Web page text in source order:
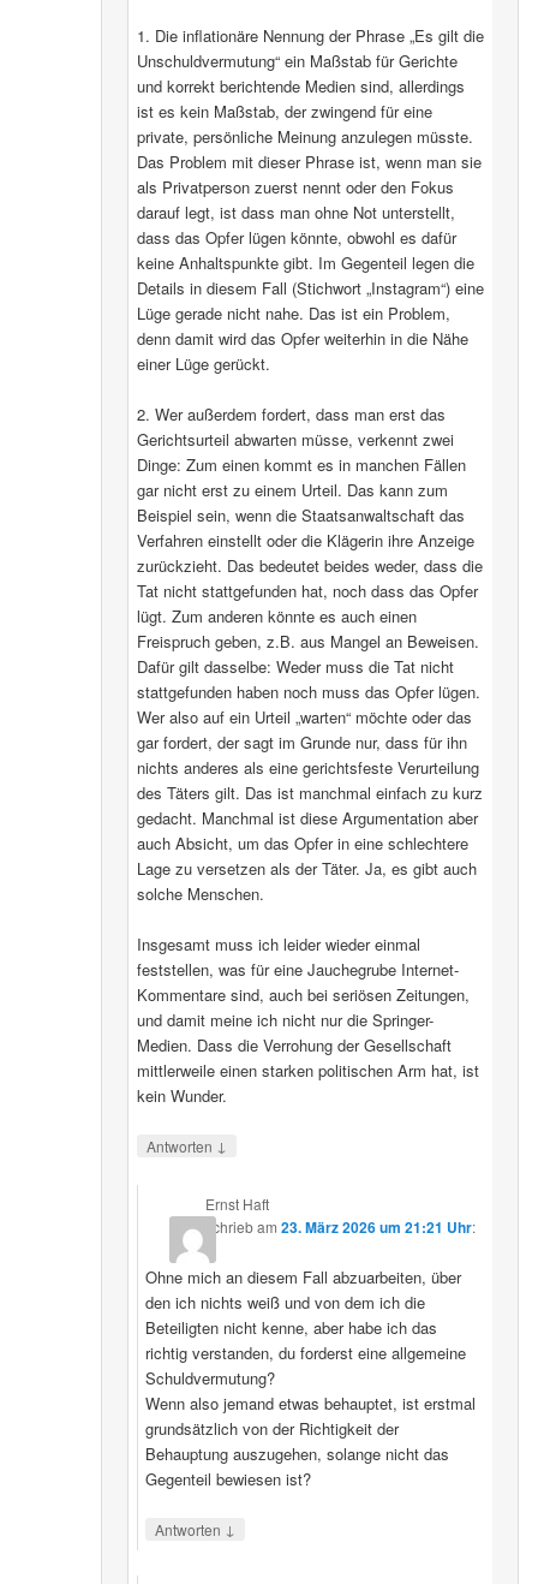
1. Die inflationäre Nennung der Phrase „Es gilt die
Unschuldvermutung“ ein Maßstab für Gerichte
und korrekt berichtende Medien sind, allerdings
ist es kein Maßstab, der zwingend für eine
private, persönliche Meinung anzulegen müsste.
Das Problem mit dieser Phrase ist, wenn man sie
als Privatperson zuerst nennt oder den Fokus
darauf legt, ist dass man ohne Not unterstellt,
dass das Opfer lügen könnte, obwohl es dafür
keine Anhaltspunkte gibt. Im Gegenteil legen die
Details in diesem Fall (Stichwort „Instagram“) eine
Lüge gerade nicht nahe. Das ist ein Problem,
denn damit wird das Opfer weiterhin in die Nähe
einer Lüge gerückt.
2. Wer außerdem fordert, dass man erst das
Gerichtsurteil abwarten müsse, verkennt zwei
Dinge: Zum einen kommt es in manchen Fällen
gar nicht erst zu einem Urteil. Das kann zum
Beispiel sein, wenn die Staatsanwaltschaft das
Verfahren einstellt oder die Klägerin ihre Anzeige
zurückzieht. Das bedeutet beides weder, dass die
Tat nicht stattgefunden hat, noch dass das Opfer
lügt. Zum anderen könnte es auch einen
Freispruch geben, z.B. aus Mangel an Beweisen.
Dafür gilt dasselbe: Weder muss die Tat nicht
stattgefunden haben noch muss das Opfer lügen.
Wer also auf ein Urteil „warten“ möchte oder das
gar fordert, der sagt im Grunde nur, dass für ihn
nichts anderes als eine gerichtsfeste Verurteilung
des Täters gilt. Das ist manchmal einfach zu kurz
gedacht. Manchmal ist diese Argumentation aber
auch Absicht, um das Opfer in eine schlechtere
Lage zu versetzen als der Täter. Ja, es gibt auch
solche Menschen.
Insgesamt muss ich leider wieder einmal
feststellen, was für eine Jauchegrube Internet-
Kommentare sind, auch bei seriösen Zeitungen,
und damit meine ich nicht nur die Springer-
Medien. Dass die Verrohung der Gesellschaft
mittlerweile einen starken politischen Arm hat, ist
kein Wunder.
Antworten ↓
Ernst Haft
schriebam23. März 2026 um 21:21 Uhr:
Ohne mich an diesem Fall abzuarbeiten, über
den ich nichts weiß und von dem ich die
Beteiligten nicht kenne, aber habe ich das
richtig verstanden, du forderst eine allgemeine
Schuldvermutung?
Wenn also jemand etwas behauptet, ist erstmal
grundsätzlich von der Richtigkeit der
Behauptung auszugehen, solange nicht das
Gegenteil bewiesen ist?
Antworten ↓